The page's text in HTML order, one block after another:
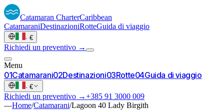
Catamaran CharterCaribbean
CatamaraniDestinazioniRotteGuida di viaggio
· €
Richiedi un preventivo →
Menu
01Catamarani02Destinazioni03Rotte04Guida di viaggio
· €
Richiedi un preventivo →+385 91 3000 009
—Home/Catamarani/Lagoon 40 Lady Birgith